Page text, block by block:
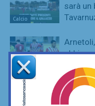
Calcio
sarà un
Calcio
Virtus